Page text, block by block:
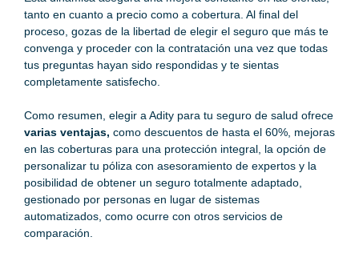
tanto en cuanto a precio como a cobertura. Al final del
proceso, gozas de la libertad de elegir el seguro que más te
convenga y proceder con la contratación una vez que todas
tus preguntas hayan sido respondidas y te sientas
completamente satisfecho.
Como resumen, elegir a Adity para tu seguro de salud ofrece
varias ventajas, como descuentos de hasta el 60%, mejoras
en las coberturas para una protección integral, la opción de
personalizar tu póliza con asesoramiento de expertos y la
posibilidad de obtener un seguro totalmente adaptado,
gestionado por personas en lugar de sistemas
automatizados, como ocurre con otros servicios de
comparación.